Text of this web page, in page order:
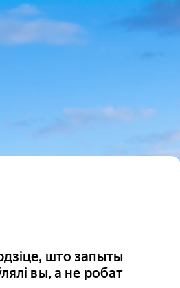
што запыты
вы, а не робат